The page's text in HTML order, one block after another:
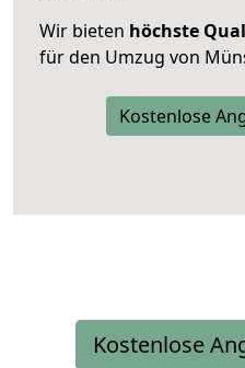
Wir bieten höchste
für den Umzug von
Kostenlose
Kostenlose